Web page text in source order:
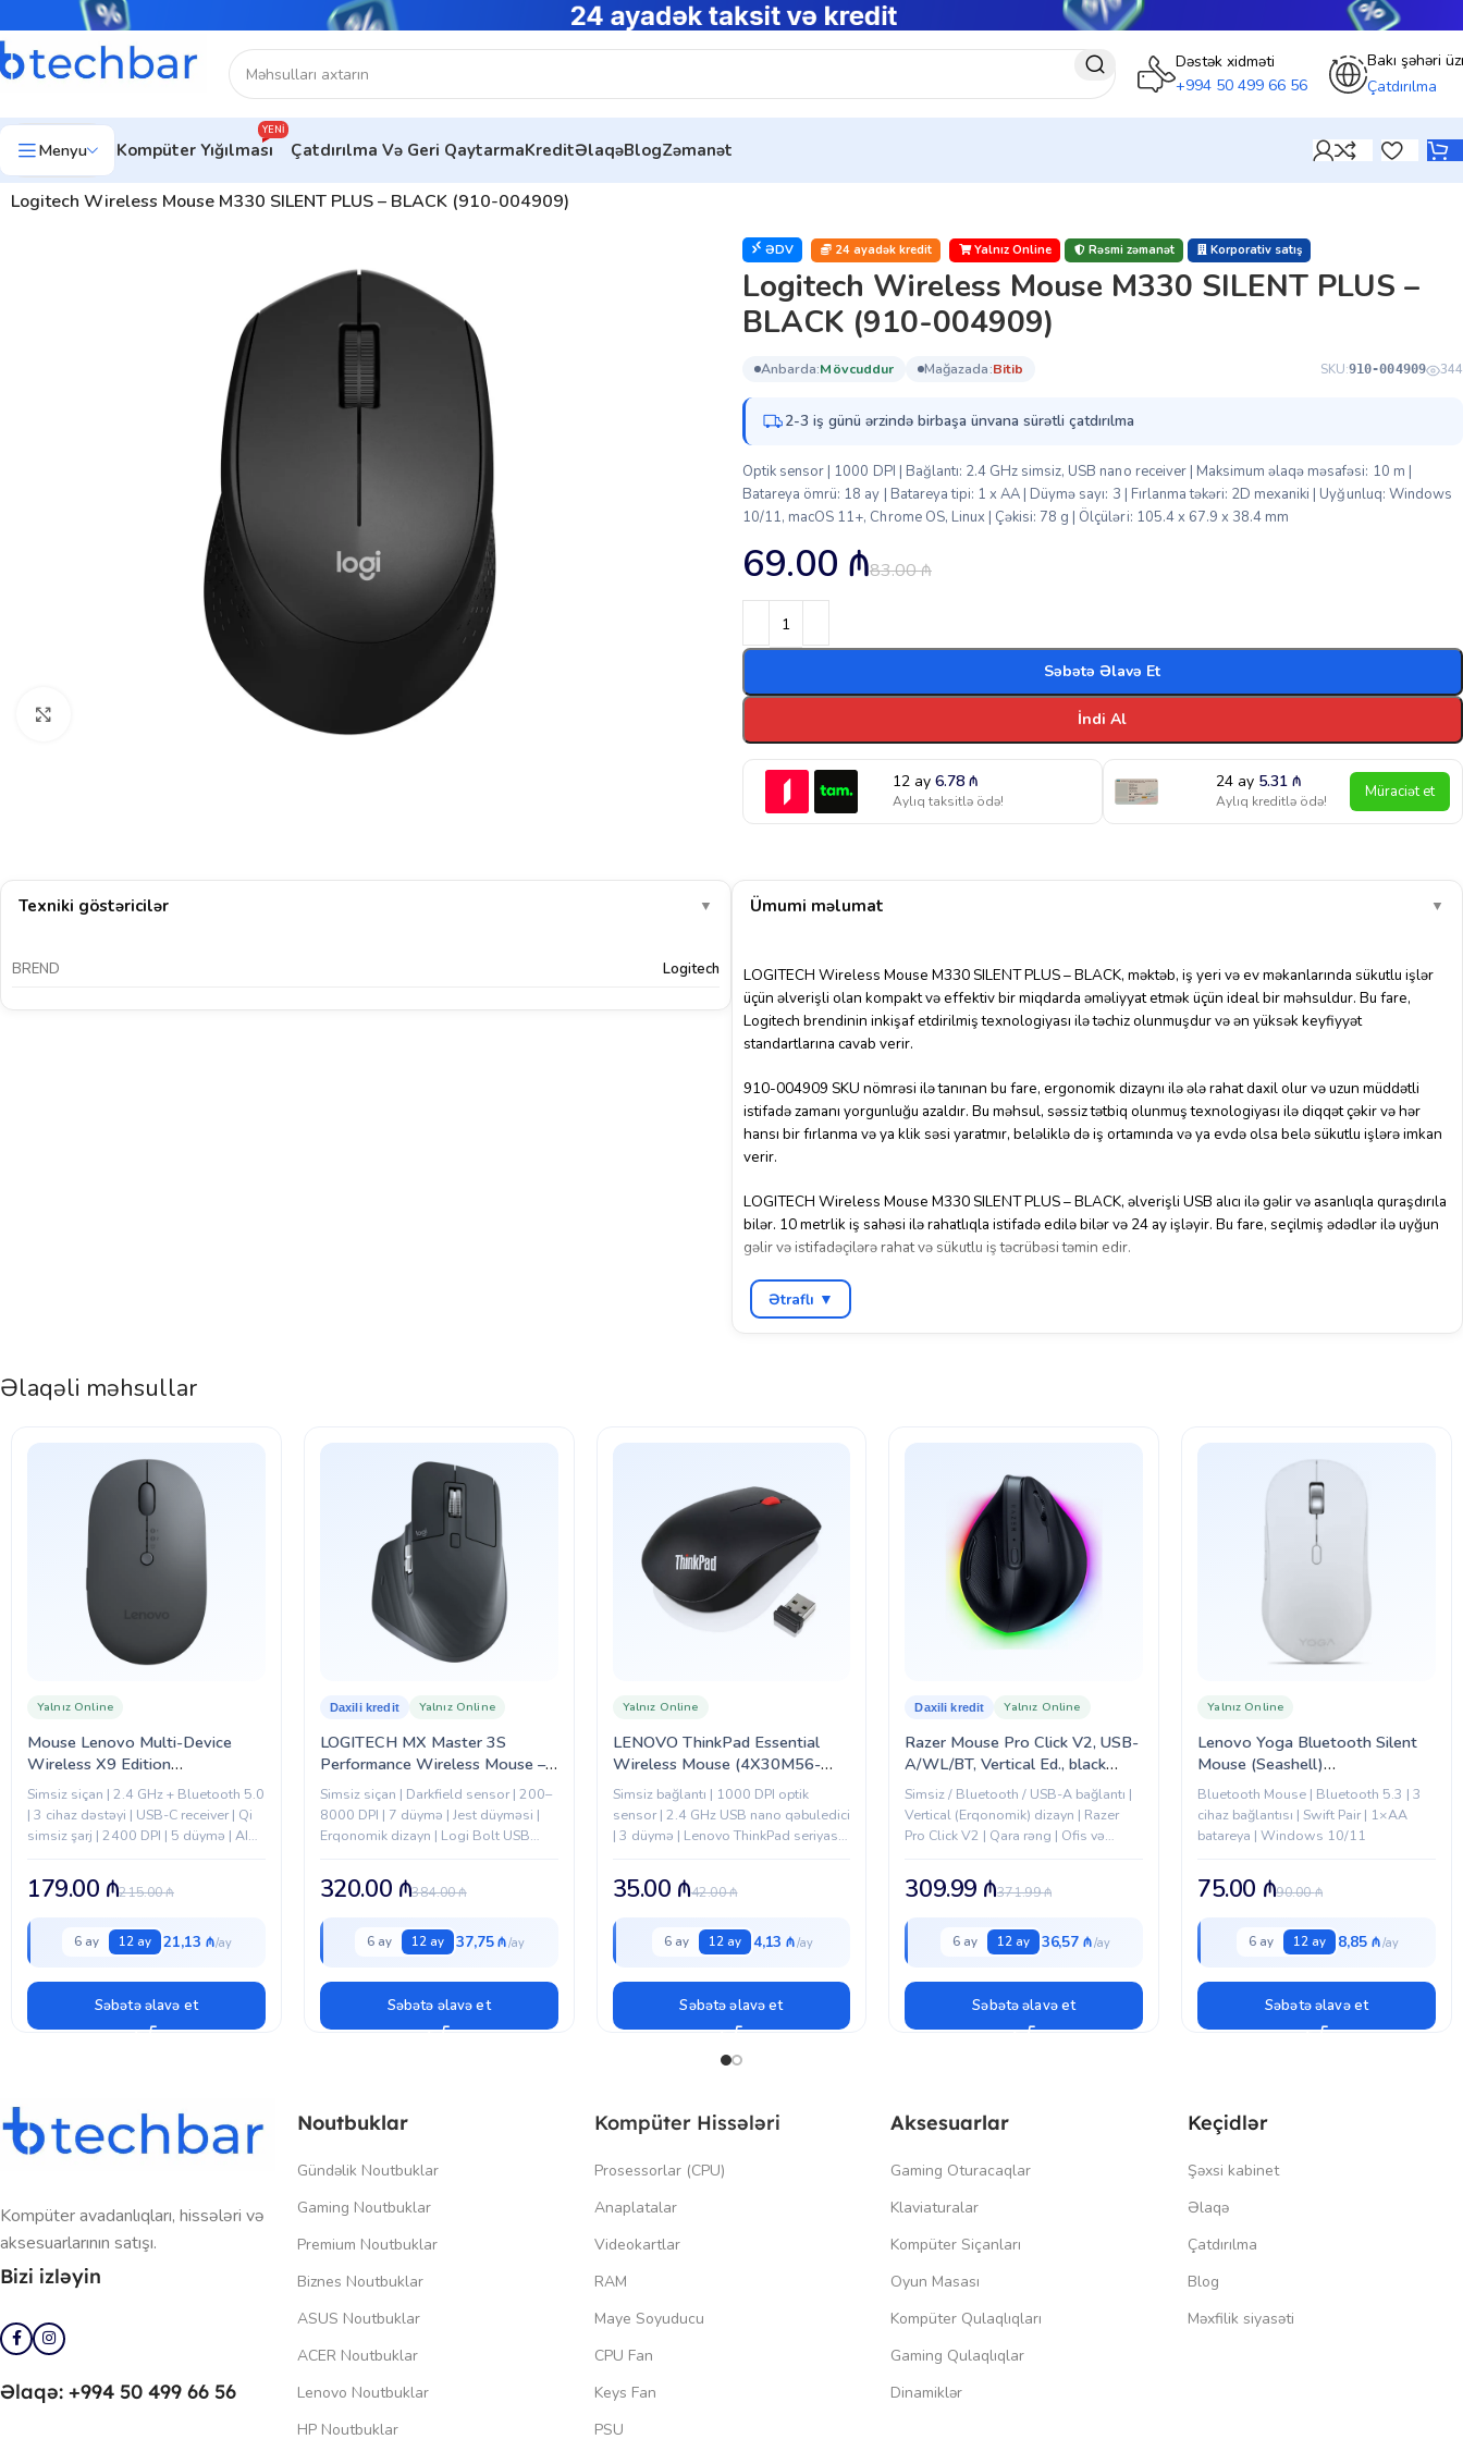
Dəstək xidməti
+994 50 499 66 56
Bakı şəhəri
Çatdırılma
Menyu Kompüter Yığılması
YENI
Çatdırılma Və Geri QaytarmaKreditƏlaqəBlogZəmanət
Ev Kompüter aksesuarları
Logitech Wireless Mouse M330 SILENT PLUS – BLACK (910-004909)
ƏDV 24 ayadək kredit Yalnız Online Rəsmi zəmanət Korporativ satış
Logitech Wireless Mouse M330 SILENT PLUS –
BLACK (910-004909)
anbarda: mövcuddur mağazada: bi̇ti̇b SKU:910-004909 344
2-3 iş günü ərzində birbaşa ünvana sürətli çatdırılma
Optik sensor | 1000 DPI | Bağlantı: 2.4 GHz simsiz, USB nano receiver | Maksimum əlaqə məsafəsi: 10 m |
Batareya ömrü: 18 ay | Batareya tipi: 1 x AA | Düymə sayı: 3 | Fırlanma təkəri: 2D mexaniki | Uyğunluq: Windows
10/11, macOS 11+, Chrome OS, Linux | Çəkisi: 78 g | Ölçüləri: 105.4 x 67.9 x 38.4 mm
83.00₼
69.00 ₼
Səbətə Əlavə Et
İndi Al
12 ay6.78₼
Aylıq taksitlə ödə!
24 ay 5.31₼
Aylıq kreditlə ödə! Müraciət et
Texniki göstəricilər ▼
BREND Logitech
Ümumi məlumat ▼
LOGITECH Wireless Mouse M330 SILENT PLUS – BLACK, məktəb, iş yeri və ev məkanlarında sükutlu işlər
üçün əlverişli olan kompakt və effektiv bir miqdarda əməliyyat etmək üçün ideal bir məhsuldur. Bu fare,
Logitech brendinin inkişaf etdirilmiş texnologiyası ilə təchiz olunmuşdur və ən yüksək keyfiyyət
standartlarına cavab verir.
910-004909 SKU nömrəsi ilə tanınan bu fare, ergonomik dizaynı ilə ələ rahat daxil olur və uzun müddətli
istifadə zamanı yorgunluğu azaldır. Bu məhsul, səssiz tətbiq olunmuş texnologiyası ilə diqqət çəkir və hər
hansı bir fırlanma və ya klik səsi yaratmır, beləliklə də iş ortamında və ya evdə olsa belə sükutlu işlərə imkan
verir.
LOGITECH Wireless Mouse M330 SILENT PLUS – BLACK, əlverişli USB alıcı ilə gəlir və asanlıqla quraşdırıla
bilər. 10 metrlik iş sahəsi ilə rahatlıqla istifadə edilə bilər və 24 ay işləyir. Bu fare, seçilmiş ədədlər ilə uyğun
gəlir və istifadəçilərə rahat və sükutlu iş təcrübəsi təmin edir.
Ətraflı ▼
Əlaqəli məhsullar
Mouse Lenovo Multi-Device
Wireless X9 Edition
(4Y51R29290)
Yalnız Online
Simsiz siçan | 2.4 GHz + Bluetooth 5.0
| 3 cihaz dəstəyi | USB-C receiver | Qi
simsiz şarj | 2400 DPI | 5 düymə | AI
215.00₼
179.00 ₼
6 ay 12 ay 21,13 ₼
Səbətə əlavə et
LOGITECH MX Master 3S
Performance Wireless Mouse –
GRAPHITE (910-007501)
Daxili kredit Yalnız Online
Simsiz siçan | Darkfield sensor | 200–
8000 DPI | 7 düymə | Jest düyməsi |
Erqonomik dizayn | Logi Bolt USB
384.00₼
320.00 ₼
6 ay 12 ay 37,75 ₼
Səbətə əlavə et
LENOVO ThinkPad Essential
Wireless Mouse (4X30M56-
887)
Yalnız Online
Simsiz bağlantı | 1000 DPI optik
sensor | 2.4 GHz USB nano qəbuledici
| 3 düymə | Lenovo ThinkPad seriyası
42.00₼
35.00 ₼
6 ay 12 ay 4,13 ₼
Səbətə əlavə et
Razer Mouse Pro Click V2, USB-
A/WL/BT, Vertical Ed., black
(RZ01-05250100-R3G1)
Daxili kredit Yalnız Online
Simsiz / Bluetooth / USB-A bağlantı |
Vertical (Erqonomik) dizayn | Razer
Pro Click V2 | Qara rəng | Ofis və
371.99₼
309.99 ₼
6 ay 12 ay 36,57 ₼
Səbətə əlavə et
Lenovo Yoga Bluetooth Silent
Mouse (Seashell)
(GY51S61925)
Yalnız Online
Bluetooth Mouse | Bluetooth 5.3 | 3
cihaz bağlantısı | Swift Pair | 1×AA
batareya | Windows 10/11
90.00₼
75.00 ₼
6 ay 12 ay 8,85 ₼
Səbətə əlavə et
Kompüter avadanlıqları, hissələri və
aksesuarlarının satışı.
Bizi izləyin
Əlaqə: +994 50 499 66 56
Noutbuklar
Gündəlik Noutbuklar
Gaming Noutbuklar
Premium Noutbuklar
Biznes Noutbuklar
ASUS Noutbuklar
ACER Noutbuklar
Lenovo Noutbuklar
HP Noutbuklar
Kompüter Hissələri
Prosessorlar (CPU)
Anaplatalar
Videokartlar
RAM
Maye Soyuducu
CPU Fan
Keys Fan
PSU
Aksesuarlar
Gaming Oturacaqlar
Klaviaturalar
Kompüter Siçanları
Oyun Masası
Kompüter Qulaqlıqları
Gaming Qulaqlıqlar
Dinamiklər
Keçidlər
Şəxsi kabinet
Əlaqə
Çatdırılma
Blog
Məxfilik siyasəti